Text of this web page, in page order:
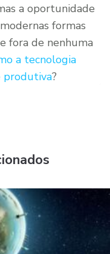
a oportunidade
formas
fora de nenhuma
a tecnologia
produtiva?